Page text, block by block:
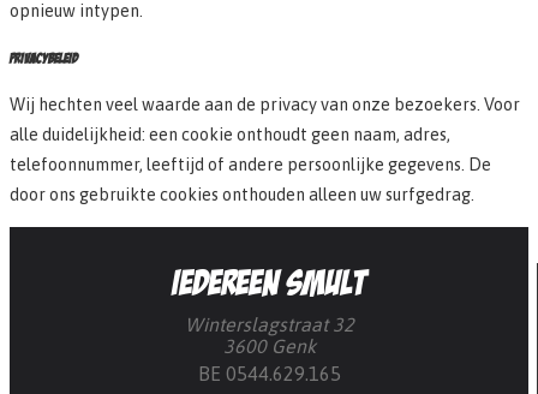
opnieuw intypen.
PRIVACYBELEID
Wij hechten veel waarde aan de privacy van onze bezoekers. Voor
alle duidelijkheid: een cookie onthoudt geen naam, adres,
telefoonnummer, leeftijd of andere persoonlijke gegevens. De
door ons gebruikte cookies onthouden alleen uw surfgedrag.
Iedereen smult
Winterslagstraat 32
3600 Genk
BE 0544.629.165